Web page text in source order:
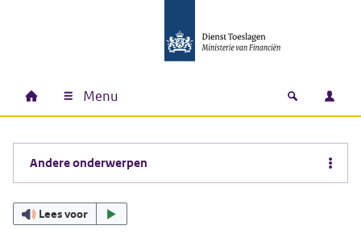
Hoofdnavigatie
Home Menu Open
Andere onderwerpen
Lees voor